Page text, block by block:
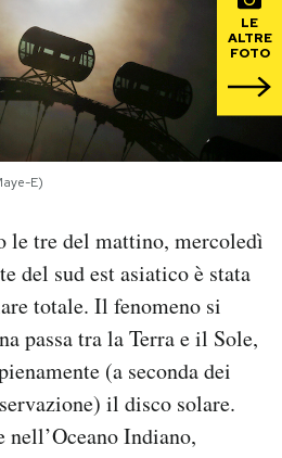
LE
ALTRE
FOTO
E)
le tre del mattino, mercoledì
del sud est asiatico è stata
totale. Il fenomeno si
passa tra la Terra e il Sole,
(a seconda dei
il disco solare.
nell’Oceano Indiano,